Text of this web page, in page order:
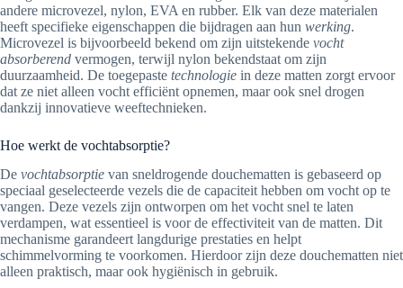
andere microvezel, nylon, EVA en rubber. Elk van deze materialen
heeft specifieke eigenschappen die bijdragen aan hun werking.
Microvezel is bijvoorbeeld bekend om zijn uitstekende vocht
absorberend vermogen, terwijl nylon bekendstaat om zijn
duurzaamheid. De toegepaste technologie in deze matten zorgt ervoor
dat ze niet alleen vocht efficiënt opnemen, maar ook snel drogen
dankzij innovatieve weeftechnieken.
Hoe werkt de vochtabsorptie?
De vochtabsorptie van sneldrogende douchematten is gebaseerd op
speciaal geselecteerde vezels die de capaciteit hebben om vocht op te
vangen. Deze vezels zijn ontworpen om het vocht snel te laten
verdampen, wat essentieel is voor de effectiviteit van de matten. Dit
mechanisme garandeert langdurige prestaties en helpt
schimmelvorming te voorkomen. Hierdoor zijn deze douchematten niet
alleen praktisch, maar ook hygiënisch in gebruik.